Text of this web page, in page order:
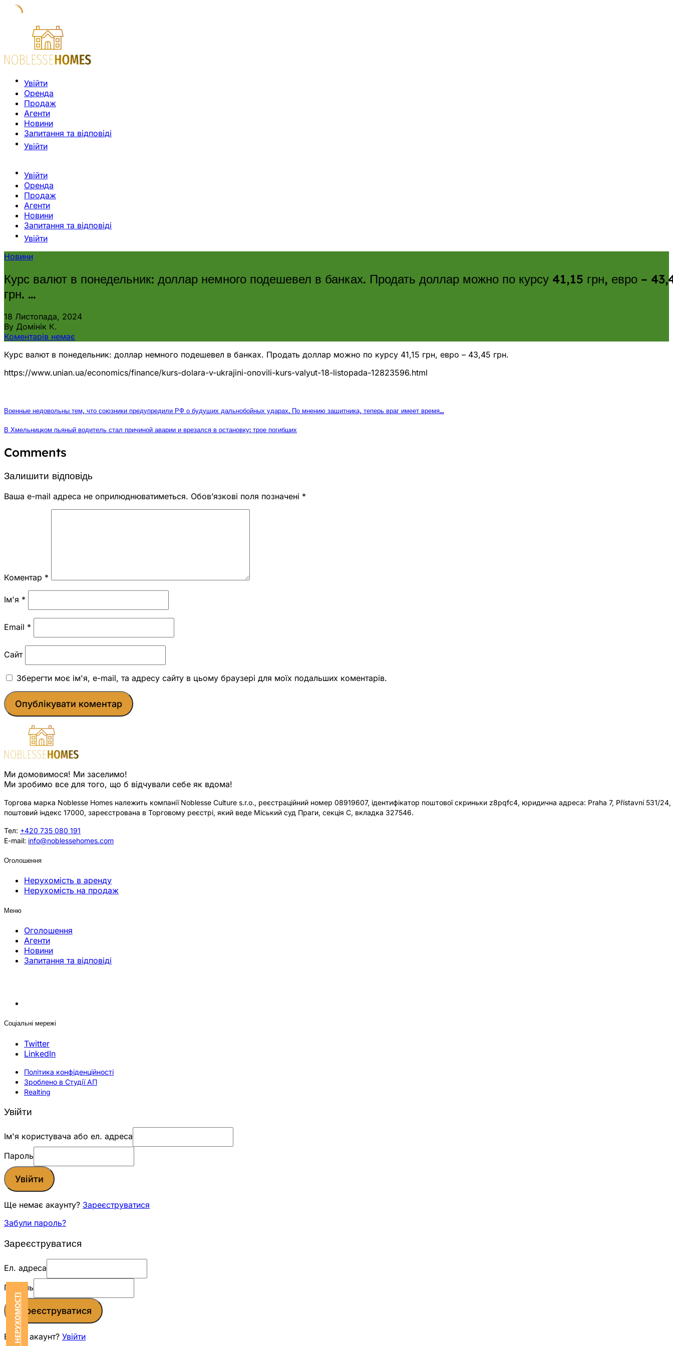
Увійти
Оренда
Продаж
Агенти
Новини
Запитання та відповіді
Увійти
Увійти
Оренда
Продаж
Агенти
Новини
Запитання та відповіді
Увійти
Новини
Курс валют в понедельник: доллар немного подешевел в банках. Продать доллар можно по курсу 41,15 грн, евро –
грн. …
18 Листопада, 2024
By Домінік К.
Коментарів немає
Курс валют в понедельник: доллар немного подешевел в банках. Продать доллар можно по курсу 41,15 грн, евро – 43,45 грн.
https://www.unian.ua/economics/finance/kurs-dolara-v-ukrajini-onovili-kurs-valyut-18-listopada-12823596.html
Военные недовольны тем, что союзники предупредили РФ о будущих дальнобойных ударах. По мнению защитника, теперь враг имеет время…
В Хмельницком пьяный водитель стал причиной аварии и врезался в остановку: трое погибших
Comments
Залишити відповідь
Ваша e-mail адреса не оприлюднюватиметься. Обов’язкові поля позначені *
Коментар *
Ім'я *
Email *
Сайт
Зберегти моє ім'я, e-mail, та адресу сайту в цьому браузері для моїх подальших коментарів.
Ми домовимося! Ми заселимо!
Ми зробимо все для того, що б відчували себе як вдома!
Торгова марка Noblesse Homes належить компанії Noblesse Culture s.r.o., реєстраційний номер 08919607, ідентифікатор поштової скриньки z8pqfc4, юридична адреса: Praha 7, Přístavní 531/24,
поштовий індекс 17000, зареєстрована в Торговому реєстрі, який веде Міський суд Праги, секція C, вкладка 327546.
Тел: +420 735 080 191
E-mail: info@noblessehomes.com
Оголошення
Нерухомість в аренду
Нерухомість на продаж
Меню
Оголошення
Агенти
Новини
Запитання та відповіді
Соціальні мережі
Twitter
LinkedIn
Політика конфіденційності
Зроблено в Студії АП
Realting
Увійти
Ім'я користувача або ел. адреса
Пароль
Увійти
Ще немає акаунту? Зареєструватися
Забули пароль?
Зареєструватися
Ел. адреса
Пароль
Зареєструватися
Вже є акаунт? Увійти